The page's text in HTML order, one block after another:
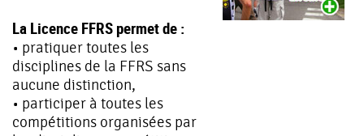
La Licence FFRS permet de :
• pratiquer toutes les
disciplines de la FFRS sans
aucune distinction,
• participer à toutes les
compétitions organisées par